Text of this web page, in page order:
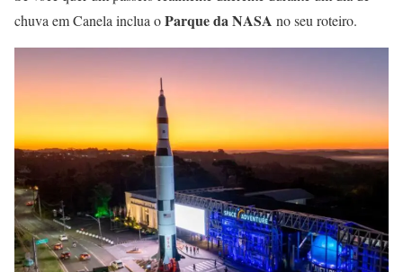
chuva em Canela inclua oParque da NASA no seu roteiro.